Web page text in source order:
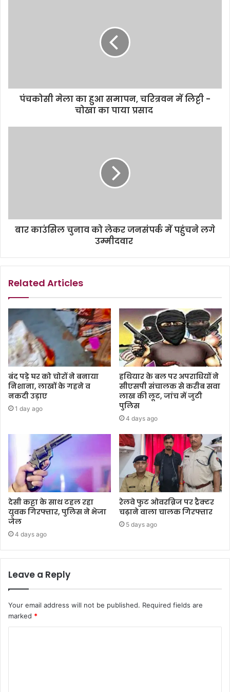
e
पंचकोसी मेला का हुआ समापन, चरित्रवन में लिट्टी -
चोखा का पाया प्रसाद
बार काउंसिल चुनाव को लेकर जनसंपर्क में पहुंचने लगे
उम्मीदवार
Related Articles
बंद पड़े घर को चोरों ने बनाया
निशाना, लाखों के गहने व
नकदी उड़ाए
1 day ago
हथियार के बल पर अपराधियों ने
सीएसपी संचालक से करीब सवा
लाख की लूट, जांच में जुटी
पुलिस
4 days ago
देसी कट्टा के साथ टहल रहा
युवक गिरफ्तार, पुलिस ने भेजा
जेल
4 days ago
रेलवे फुट ओवरब्रिज पर ट्रैक्टर
चढ़ाने वाला चालक गिरफ्तार
5 days ago
Leave a Reply
Your email address will not be published. Required fields are
marked *